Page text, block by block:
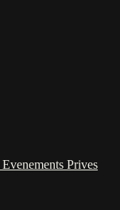
Evenements Prives